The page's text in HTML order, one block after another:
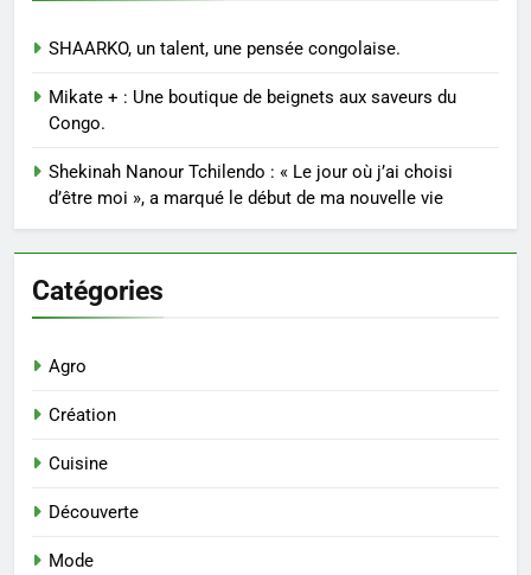
SHAARKO, un talent, une pensée congolaise.
Mikate + : Une boutique de beignets aux saveurs du
Congo.
Shekinah Nanour Tchilendo : « Le jour où j’ai choisi
d’être moi », a marqué le début de ma nouvelle vie
Catégories
Agro
Création
Cuisine
Découverte
Mode